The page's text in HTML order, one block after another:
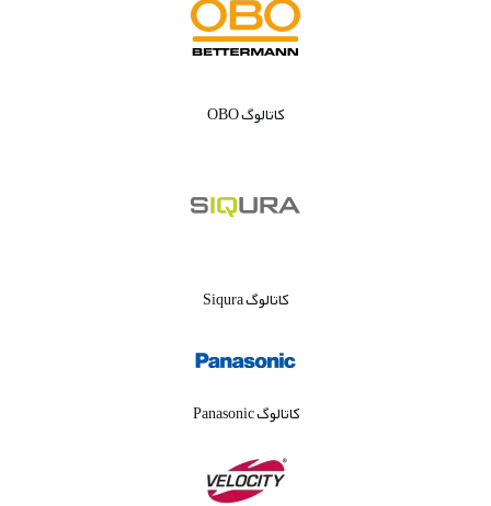
کاتالوگ OBO
کاتالوگ Siqura
کاتالوگ Panasonic